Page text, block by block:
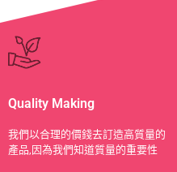
Quality Making
​我們以合理的價錢去訂造高質量的
產品,因為我們知道質量的重要性